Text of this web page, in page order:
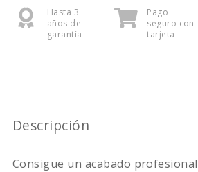
Hasta 3
años de
garantía
Pago
seguro con
tarjeta
Descripción
Consigue un acabado